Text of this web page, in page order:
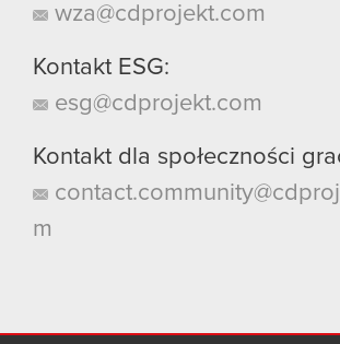
wza@cdprojekt.com
Kontakt ESG:
esg@cdprojekt.com
Kontakt dla społeczności
m